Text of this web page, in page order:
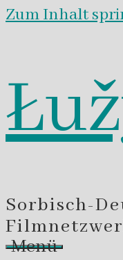
Zum Inhalt
Sorbisch-
Menü